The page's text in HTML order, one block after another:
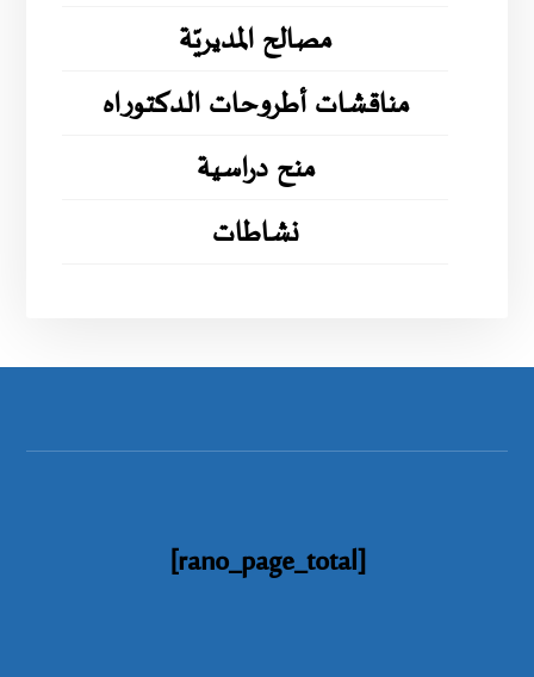
مصالح المديريّة
مناقشات أطروحات الدكتوراه
منح دراسية
نشاطات
[rano_page_total]